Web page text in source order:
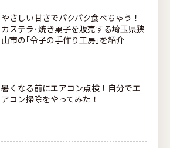
やさしい甘さでパクパク食べちゃう！
カステラ･焼き菓子を販売する埼玉県狭
山市の｢令子の手作り工房｣を紹介
暑くなる前にエアコン点検！自分でエ
アコン掃除をやってみた！